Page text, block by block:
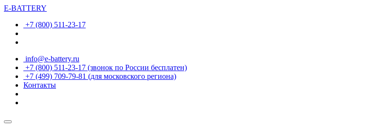
E-BATTERY
+7 (800) 511-23-17
info@e-battery.ru
+7 (800) 511-23-17 (звонок по России бесплатен)
+7 (499) 709-79-81 (для московского региона)
Контакты